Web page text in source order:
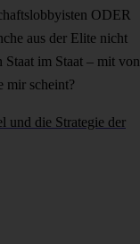
ODER
aus der Elite nicht
Staat im Staat – mit von
mir scheint?
und die Strategie der